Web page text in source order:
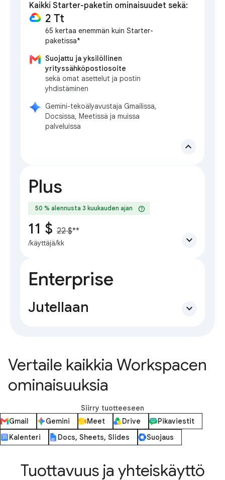
Kaikki Starter-paketin ominaisuudet sekä:
2 Tt
65 kertaa enemmän kuin Starter-
paketissa*
Suojattu ja yksilöllinen
yrityssähköpostiosoite
sekä omat asettelut ja postin
yhdistäminen
Gemini-tekoälyavustaja Gmailissa,
Docsissa, Meetissä ja muissa
palveluissa
expand_less
Plus
50 % alennusta 3 kuukauden ajan help
11 $ 22 $**
/käyttäjä/kk expand_more
Enterprise
Jutellaan expand_more
Vertaile kaikkia Workspacen
ominaisuuksia
Siirry tuotteeseen
Gmail
Gemini Meet Drive
Pikaviestit
Kalenteri
Docs, Sheets, Slides Suojaus
Tuottavuus ja yhteiskäyttö